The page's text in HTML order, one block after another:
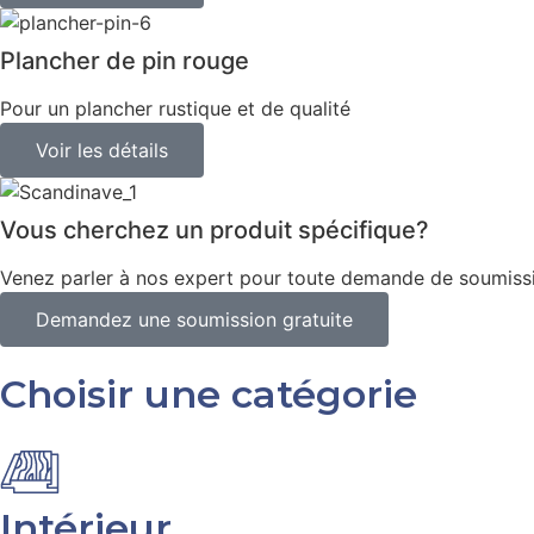
Plancher de pin rouge
Pour un plancher rustique et de qualité
Voir les détails
Vous cherchez un produit spécifique?
Venez parler à nos expert pour toute demande de
Demandez une soumission gratuite
Choisir une catégorie